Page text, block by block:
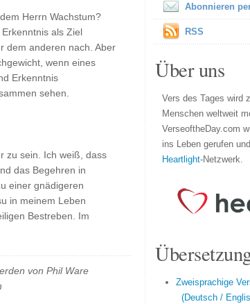
Herrn Wachstum?
als Ziel
dem anderen nach. Aber
wenn eines
Erkenntnis
sehen.
zu sein. Ich weiß, dass
das Begehren in
einer gnädigeren
in meinem Leben
Bestreben. Im
von Phil Ware
Abonnieren
RSS
Über uns
Vers des Tages wird
Menschen weltweit
VerseoftheDay.com
ins Leben gerufen
Heartlight-Netzwerk.
Zweisprachige
(Deutsch /